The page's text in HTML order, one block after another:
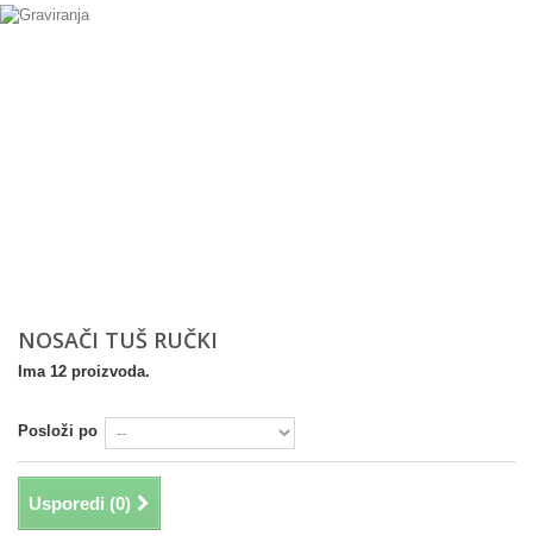
NOSAČI TUŠ RUČKI
Ima 12 proizvoda.
Posloži po
Usporedi (0)